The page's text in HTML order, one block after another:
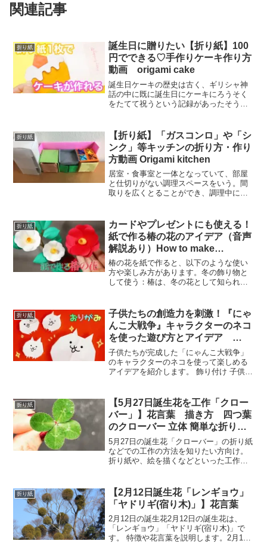
関連記事
折り紙
誕生日に贈りたい【折り紙】100
円でできる♡手作りケーキ作り方
動画 origami cake
誕生日ケーキの歴史は古く、ギリシャ神
話の中に既に誕生日にケーキにろうそく
をたてて祝うという記録があったそうで
灯すという習慣があったようです。 その
時のケーキはもちろん...
折り紙
【折り紙】「ガスコンロ」や「シ
ンク」等キッチンの折り方・作り
方動画 Origami kitchen
居室・食事室と一体となっていて、部屋
と仕切りがない調理スペースをいう。間
取りを広くとることができ、調理中にも
室・食事室に波及することへの対応や、
収納スペースの適切な確保が...
折り紙
カードやプレゼントにも使える！
紙で作る椿の花のアイデア（音声
解説あり）How to make
camellia flowers out of paper.
【つくるモン】
椿の花を紙で作ると、以下のような使い
方や楽しみ方があります。冬の飾り物と
して使う：椿は、冬の花として知られて
正月飾りとして、門松やしめ縄と一緒に
飾ると良いでしょう。グル...
折り紙
子供たちの創造力を刺激！『にゃ
んこ大戦争』キャラクターのネコ
を使った遊び方とアイデア
origami cat
子供たちが完成した「にゃんこ大戦争」
のキャラクターのネコを使って楽しめる
アイデアを紹介します。 飾り付け 子供た
コを並べたり、立たせたり、飾り方は自
由にアレンジできます...
折り紙
【5月27日誕生花を工作「クロー
バー」】花言葉 描き方 四つ葉
のクローバー 立体 簡単な折り
方 Origami four leaf clover
（Lucky clover） tutorial
5月27日の誕生花「クローバー」の折り紙
などでの工作の方法を知りたい方向け。
折り紙や、絵を描くなどといった工作レ
な物ばかりで、バリエーションに困って
いませんか？そんな中...
折り紙
【2月12日誕生花「レンギョウ」
「ヤドリギ(宿り木)」】花言葉
2月12日の誕生花2月12日の誕生花は、
「レンギョウ」「ヤドリギ(宿り木)」で
す。 特徴や花言葉を説明します。2月12